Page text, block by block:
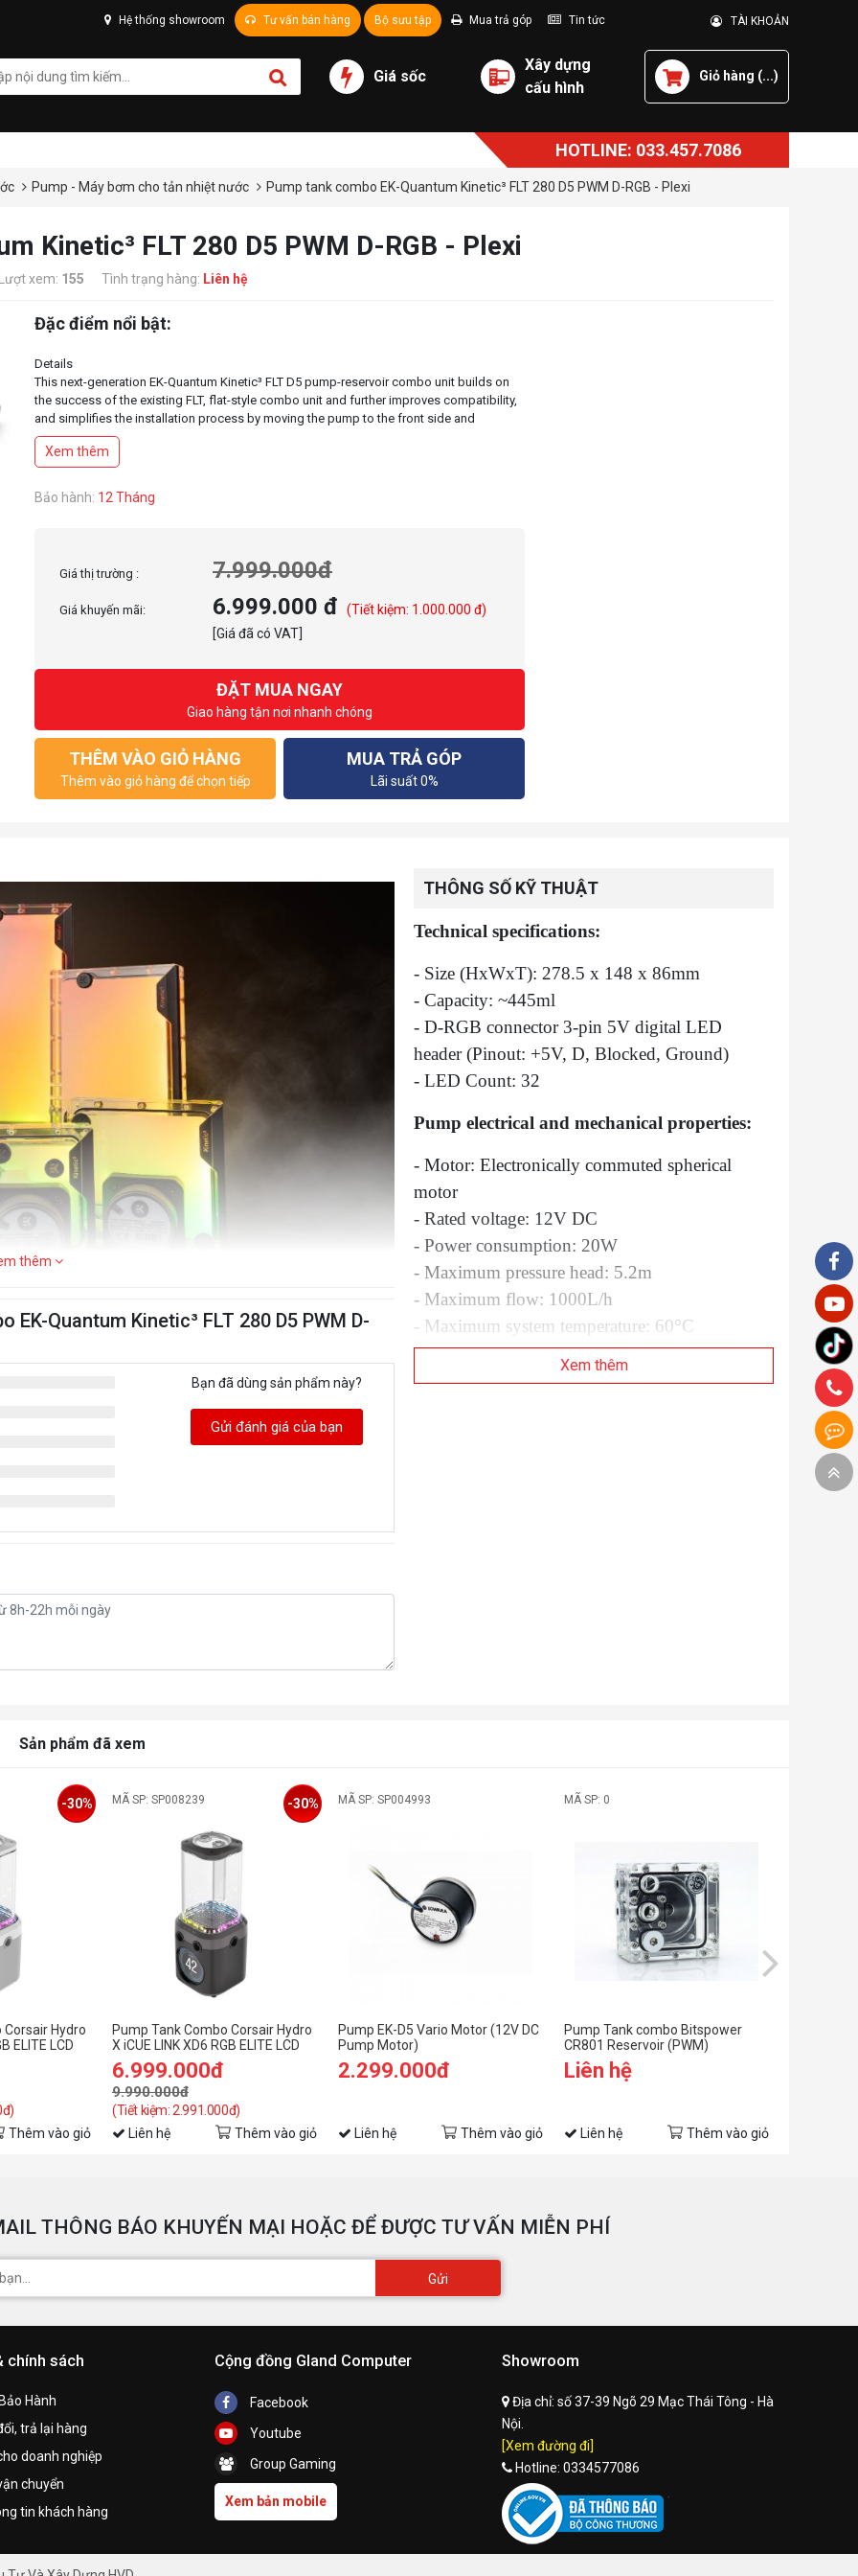
Hệ thống showroom Tư vấn bán hàng Bộ sưu tập Mua trả góp Tin tức TÀI KHOẢN
Giá sốc
Xây dựng
cấu hình
Giỏ hàng (...)
HOTLINE: 033.457.7086
Pump - Máy bơm cho tản nhiệt nước Pump tank combo EK-Quantum Kinetic³ FLT 280 D5 PWM D-RGB - Plexi
Kinetic³ FLT 280 D5 PWM D-RGB - Plexi
xem: 155 Tình trạng hàng: Liên hệ
Đặc điểm nổi bật:
Details
This next-generation EK-Quantum Kinetic³ FLT D5 pump-reservoir combo unit builds on
the success of the existing FLT, flat-style combo unit and further improves compatibility,
and simplifies the installation process by moving the pump to the front side and
implementing additional G1/4“ connection ports.
The unit features standard 120mm fan mounting holes for maximum flexibility during the
EK-Quantum Kinetic³ FLT D5 series pump-reservoir units are equipped with genuine D5
pumps, made in Europe, which are capable of delivering flow rates of 1000 liters per
hour with a maximum head pressure of up to 5.2 meters! These new FLT series combo
Xem thêm
Bảo hành: 12 Tháng
Giá thị trường : 7.999.000đ
Giá khuyến mãi: 6.999.000 đ
(Tiết kiệm: 1.000.000 đ)
[Giá đã có VAT]
ĐẶT MUA NGAY
Giao hàng tận nơi nhanh chóng
THÊM VÀO GIỎ HÀNG
Thêm vào giỏ hàng để chọn tiếp
MUA TRẢ GÓP
Lãi suất 0%
thêm
Quantum Kinetic³ FLT 280 D5 PWM D-
Bạn đã dùng sản phẩm này?
Gửi đánh giá của bạn
THÔNG SỐ KỸ THUẬT
Technical specifications:
- Size (HxWxT): 278.5 x 148 x 86mm
- Capacity: ~445ml
- D-RGB connector 3-pin 5V digital LED
header (Pinout: +5V, D, Blocked, Ground)
- LED Count: 32
Pump electrical and mechanical properties:
- Motor: Electronically commuted spherical
motor
- Rated voltage: 12V DC
- Power consumption: 20W
- Maximum pressure head: 5.2m
- Maximum flow: 1000L/h
- Maximum system temperature: 60°C
- Materials: Stainless steel, PPS-GF40, EPDM
O-rings, Aluminium oxide
Xem thêm
Sản phẩm đã xem
Hydro
ELITE LCD
-30%
Thêm vào giỏ
MÃ SP: SP008239
Pump Tank Combo Corsair Hydro
X iCUE LINK XD6 RGB ELITE LCD
Pump/Reservoir Combo - Stealth
Gray
6.999.000đ
9.990.000đ
(Tiết kiệm: 2.991.000đ)
-30%
Liên hệ Thêm vào giỏ
MÃ SP: SP004993
Pump EK-D5 Vario Motor (12V DC
Pump Motor)
2.299.000đ
Liên hệ Thêm vào giỏ
MÃ SP: 0
Pump Tank combo Bitspower
CR801 Reservoir (PWM)
Liên hệ
Liên hệ Thêm vào giỏ
THÔNG BÁO KHUYẾN MẠI HOẶC ĐỂ ĐƯỢC TƯ VẤN MIỄN PHÍ
Gửi
chính sách
Hành
trả lại hàng
doanh nghiệp
chuyển
tin khách hàng
Cộng đồng Gland Computer
Facebook
Youtube
Group Gaming
Xem bản mobile
Showroom
Địa chỉ: số 37-39 Ngõ 29 Mạc Thái Tông - Hà
Nội.
[Xem đường đi]
Hotline: 0334577086